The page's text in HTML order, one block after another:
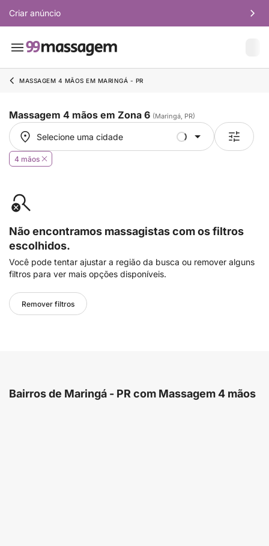
Criar anúncio
MASSAGEM 4 MÃOS EM MARINGÁ - PR
Massagem 4 mãos em Zona 6 (Maringá, PR)
Selecione uma cidade
Selecione uma cidade
4 mãos
Não encontramos massagistas com os filtros
escolhidos.
Você pode tentar ajustar a região da busca ou remover alguns
filtros para ver mais opções disponíveis.
Remover filtros
Bairros de Maringá - PR com Massagem 4 mãos